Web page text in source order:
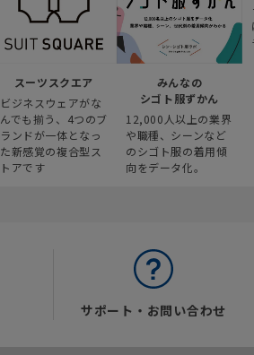
スーツスクエア
ビジネスウェアがな
んでも揃う、4つのブ
ランドが一体となっ
た新感覚の複合型ス
トアです
みんなの
シゴト服ずかん
12,000人以上の業界
や職種、シーンなど
のシゴト服の着用傾
向をデータ化。
サポート・お問い合わせ